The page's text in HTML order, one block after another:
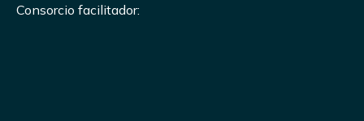
Consorcio facilitador: